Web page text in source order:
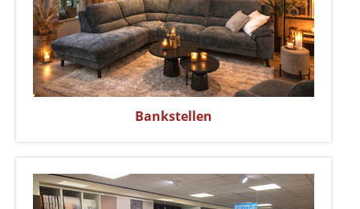
Bankstellen